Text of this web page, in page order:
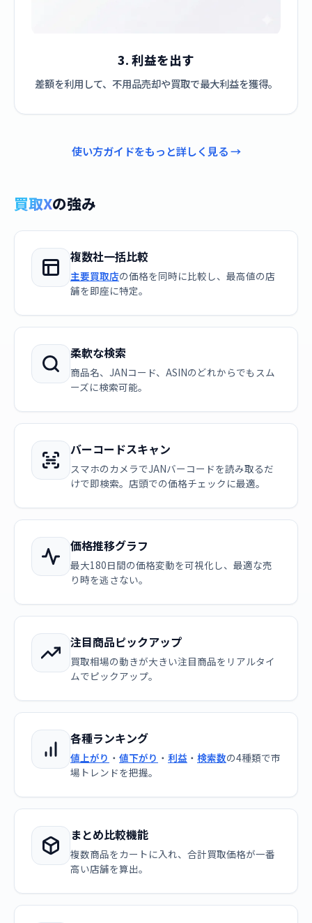
3. 利益を出す
差額を利用して、不用品売却や買取で最大利益を獲得。
使い方ガイドをもっと詳しく見る →
買取Xの強み
複数社一括比較
主要買取店の価格を同時に比較し、最高値の店
舗を即座に特定。
柔軟な検索
商品名、JANコード、ASINのどれからでもスム
ーズに検索可能。
バーコードスキャン
スマホのカメラでJANバーコードを読み取るだ
けで即検索。店頭での価格チェックに最適。
価格推移グラフ
最大180日間の価格変動を可視化し、最適な売
り時を逃さない。
注目商品ピックアップ
買取相場の動きが大きい注目商品をリアルタイ
ムでピックアップ。
各種ランキング
値上がり ・ 値下がり ・ 利益 ・ 検索数の4種類で市
場トレンドを把握。
まとめ比較機能
複数商品をカートに入れ、合計買取価格が一番
高い店舗を算出。